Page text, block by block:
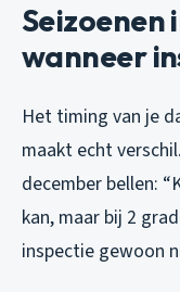
Seizoenen
wanneer
Het timing van je
maakt echt
december bellen:
kan, maar bij 2
inspectie gewoon